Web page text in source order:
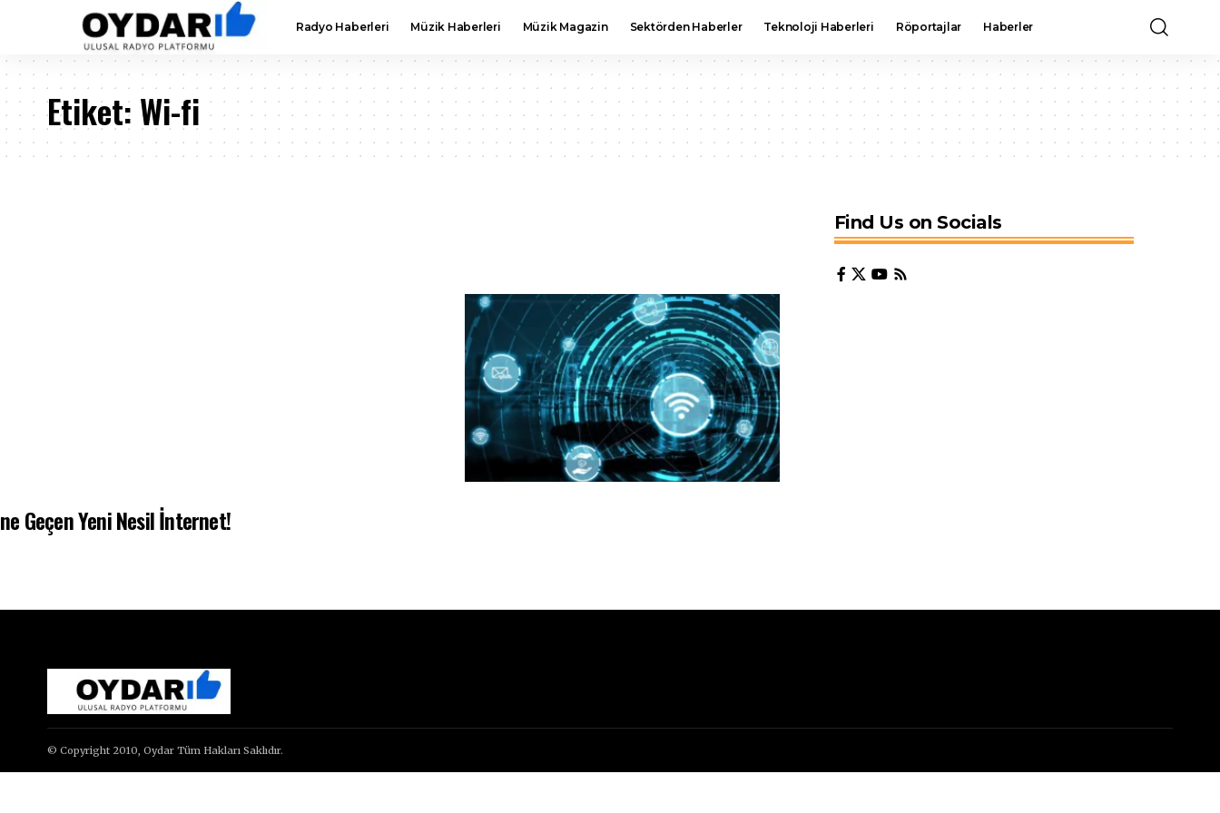
Radyo Haberleri Müzik Haberleri Müzik Magazin Sektörden Haberler Teknoloji Haberleri Röportajlar Haberler
Etiket: Wi-fi
Geçen Yeni Nesil İnternet!
Find Us on Socials
© Copyright 2010, Oydar Tüm Hakları Saklıdır.